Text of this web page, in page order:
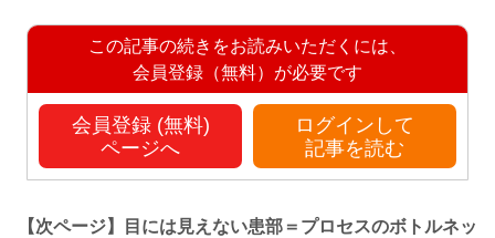
この記事の続きをお読みいただくには、
会員登録（無料）が必要です
会員登録 (無料)
ページへ
ログインして
記事を読む
【次ページ】
目には見えない患部＝プロセスのボトルネッ